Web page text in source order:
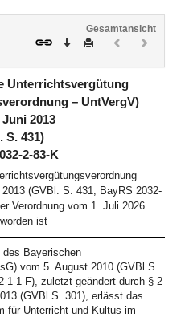
Gesamtansicht
Download
DruckenVorheriges
(inaktiv)(inaktiv)
Unterrichtsvergütung
– UntVergV)
Juni 2013
S. 431)
2-83-K
(GVBl. S. 431, BayRS 2032-
Verordnung vom 1. Juli 2026
ist
Bayerischen
vom 5. August 2010 (GVBl S.
1-1-F), zuletzt geändert durch § 2
(GVBl S. 301), erlässt das
für Unterricht und Kultus im